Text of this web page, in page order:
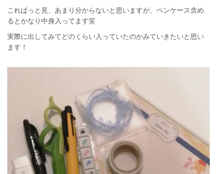
これぱっと見、あまり分からないと思いますが、ペンケース含め
るとかなり中身入ってます笑
実際に出してみてどのくらい入っていたのかみていきたいと思い
ます！